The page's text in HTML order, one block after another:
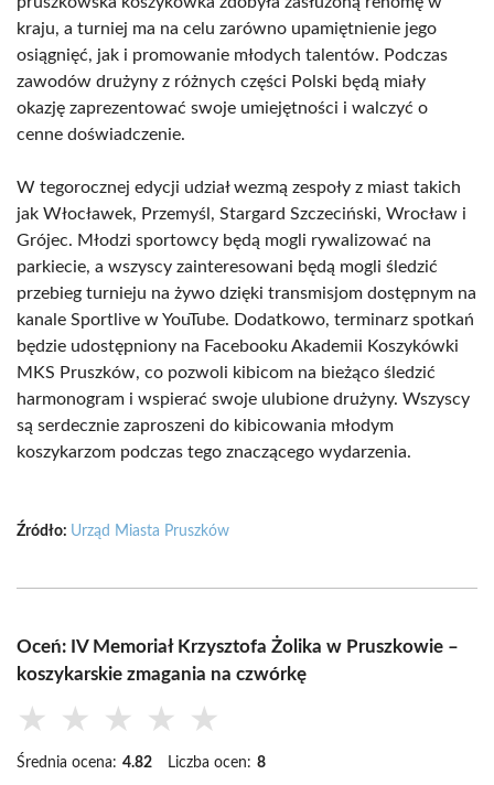
kraju, a turniej ma na celu zarówno upamiętnienie jego
osiągnięć, jak i promowanie młodych talentów. Podczas
zawodów drużyny z różnych części Polski będą miały
okazję zaprezentować swoje umiejętności i walczyć o
cenne doświadczenie.
W tegorocznej edycji udział wezmą zespoły z miast takich
jak Włocławek, Przemyśl, Stargard Szczeciński, Wrocław i
Grójec. Młodzi sportowcy będą mogli rywalizować na
parkiecie, a wszyscy zainteresowani będą mogli śledzić
przebieg turnieju na żywo dzięki transmisjom dostępnym na
kanale Sportlive w YouTube. Dodatkowo, terminarz spotkań
będzie udostępniony na Facebooku Akademii Koszykówki
MKS Pruszków, co pozwoli kibicom na bieżąco śledzić
harmonogram i wspierać swoje ulubione drużyny. Wszyscy
są serdecznie zaproszeni do kibicowania młodym
koszykarzom podczas tego znaczącego wydarzenia.
Źródło: Urząd Miasta Pruszków
Oceń: IV Memoriał Krzysztofa Żolika w Pruszkowie –
koszykarskie zmagania na czwórkę
★ ★ ★ ★ ★
Średnia ocena: 4.82 Liczba ocen: 8